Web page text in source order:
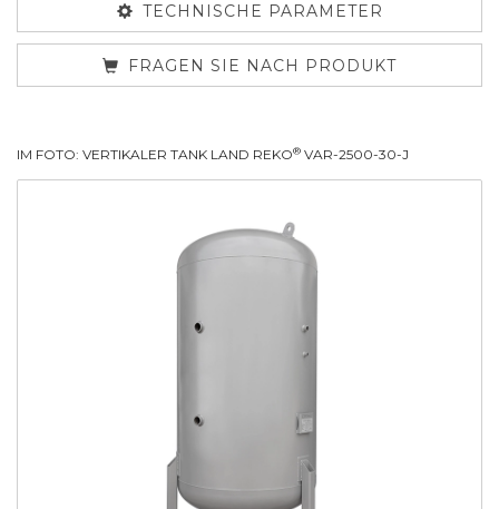
TECHNISCHE PARAMETER
FRAGEN SIE NACH PRODUKT
IM FOTO: VERTIKALER TANK LAND REKO® VAR-2500-30-J